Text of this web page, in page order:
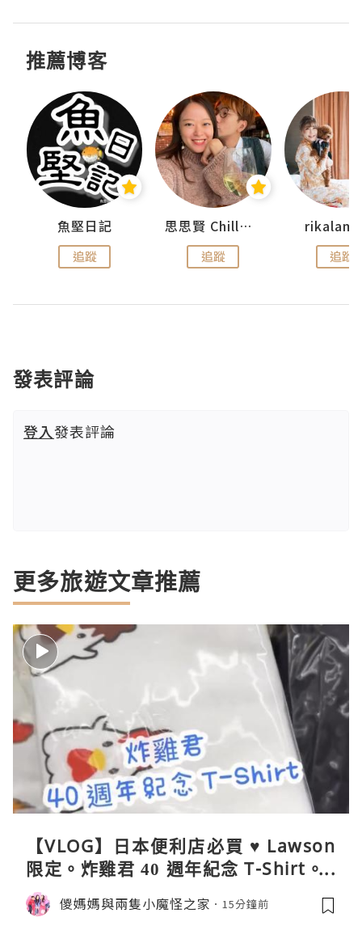
推薦博客
魚堅日記
追蹤
思思賢 ChillMyBabe
追蹤 追蹤
發表評論
登入發表評論
更多旅遊文章推薦
【VLOG】日本便利店必買 ♥ Lawson
限定。炸雞君 40 週年紀念 T-Shirt。C
oleman 聯乘晴雨兩用自動開合折疊
傘。與 Calbee / 湖池屋共同開發製作
儍媽媽與兩隻小魔怪之家 15分鐘前